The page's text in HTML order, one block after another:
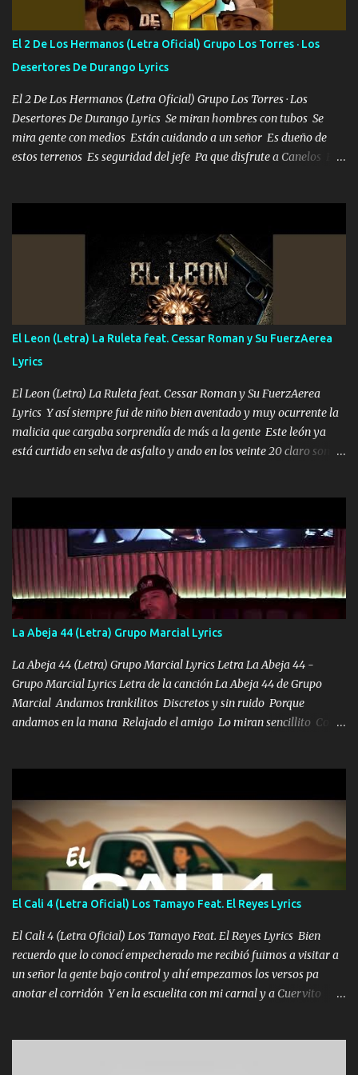
tu vida, y está bien Porque lo que tengo nadie lo tiene Una me está
escribiendo y la otra me va a llamar Quiere que vaya a verla y que
la invite a cenar Otras más me están pidiendo que las saque a
bailar Pero es que tengo un par de conciertos más que llenar Se
mueven solo por el interés P...
El 2 De Los Hermanos (Letra Oficial) Grupo Los Torres · Los
Desertores De Durango Lyrics
El 2 De Los Hermanos (Letra Oficial) Grupo Los Torres · Los
Desertores De Durango Lyrics Se miran hombres con tubos Se
mira gente con medios Están cuidando a un señor Es dueño de
estos terrenos Es seguridad del jefe Pa que disfrute a Canelos Es
ni tampoco las mujeres porque es platica de grandes por eso hay
que estar alegres doy las instrucciones para atender los deberes
Música Si es que salta algún problema de confianza tengo gente
ahí está el Hombre Cuarenta y también Pariente 7 arreglan
cualquier problema no más es cuestión que ordené NOS HACE
FALTA UN HERMANO DE CLAVE ERA EL 24 SIEMPRE FUE UN
HOMBRE VALIENTE POR ALGO M'URIÓ PELEAND0 SIEMPRE
VIO POR LA FAMILIA PARA QUE SIGA EL LEGADO Es el DOS de
los HERMANOS un cerebro inteligente y com...
El Leon (Letra) La Ruleta feat. Cessar Roman y Su FuerzAerea
Lyrics
El Leon (Letra) La Ruleta feat. Cessar Roman y Su FuerzAerea
Lyrics Y así siempre fui de niño bien aventado y muy ocurrente la
malicia que cargaba sorprendía de más a la gente Este león ya
está curtido en selva de asfalto y ando en los veinte 20 claro son
pa más pues hay charola les voy a dar hasta topar pues no hay de
otra Música Surcando bien mi camino voy por mi línea no veo a
los lados aquel que no corre vuela no se me duerm voy chicoteado
Ya pasé varias hazañas ya tienen rato que me agarran el colmillo
de este León los estatales no sé esperaron Al tiro esta la PrimiZa
también la nueve que cargo al lado doy la mano al que su amigo y
al traicionero damos pa abajo Y No me paran aquí hay pa más
pues hay charola les voy a dar hasta topar pues no hay de otra...
La Abeja 44 (Letra) Grupo Marcial Lyrics
La Abeja 44 (Letra) Grupo Marcial Lyrics Letra La Abeja 44 -
Grupo Marcial Lyrics Letra de la canción La Abeja 44 de Grupo
Marcial Andamos trankilitos Discretos y sin ruido Porque
andamos en la mana Relajado el amigo Lo miran sencillito Con
coronamos Se jala los marciales Y sus guitarras ya van sonando
Un gallardo me prendo Para agarrar el vuelo y la mente y
tranquilizando Tomense un buen trago Y así es como empezamos
los versos que voy cantando (Music) A vido alta y bajas La carreta
se atora Pero nunca le aflojamos Ya me han pasado cosas Y
aunque ustedes no sepan Pero la vida es muy corta Hay que
echarle chingazos Y seguir trabajando porque nada es...
El Cali 4 (Letra Oficial) Los Tamayo Feat. El Reyes Lyrics
El Cali 4 (Letra Oficial) Los Tamayo Feat. El Reyes Lyrics Bien
recuerdo que lo conocí empecherado me recibió fuimos a visitar a
un señor la gente bajo control y ahí empezamos los versos pa
anotar el corridón Y en la escuelita con mi carnal y a Cuervito